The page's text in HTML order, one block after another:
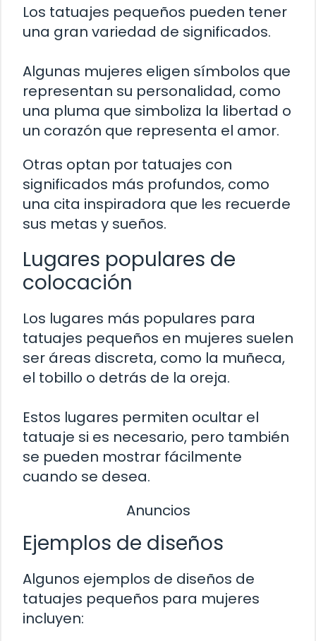
Los tatuajes pequeños pueden tener
una gran variedad de significados.
Algunas mujeres eligen símbolos que
representan su personalidad, como
una pluma que simboliza la libertad o
un corazón que representa el amor.
Otras optan por tatuajes con
significados más profundos, como
una cita inspiradora que les recuerde
sus metas y sueños.
Lugares populares de
colocación
Los lugares más populares para
tatuajes pequeños en mujeres suelen
ser áreas discreta, como la muñeca,
el tobillo o detrás de la oreja.
Estos lugares permiten ocultar el
tatuaje si es necesario, pero también
se pueden mostrar fácilmente
cuando se desea.
Anuncios
Ejemplos de diseños
Algunos ejemplos de diseños de
tatuajes pequeños para mujeres
incluyen: